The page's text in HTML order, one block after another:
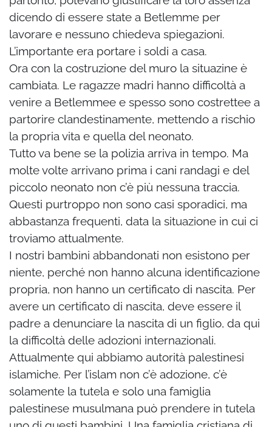
dicendo di essere state a Betlemme per
lavorare e nessuno chiedeva spiegazioni.
L’importante era portare i soldi a casa.
Ora con la costruzione del muro la situazine è
cambiata. Le ragazze madri hanno difficoltà a
venire a Betlemmee e spesso sono costrettee a
partorire clandestinamente, mettendo a rischio
la propria vita e quella del neonato.
Tutto va bene se la polizia arriva in tempo. Ma
molte volte arrivano prima i cani randagi e del
piccolo neonato non c’è più nessuna traccia.
Questi purtroppo non sono casi sporadici, ma
abbastanza frequenti, data la situazione in cui ci
troviamo attualmente.
I nostri bambini abbandonati non esistono per
niente, perché non hanno alcuna identificazione
propria, non hanno un certificato di nascita. Per
avere un certificato di nascita, deve essere il
padre a denunciare la nascita di un figlio, da qui
la difficoltà delle adozioni internazionali.
Attualmente qui abbiamo autorità palestinesi
islamiche. Per l’islam non c’è adozione, c’è
solamente la tutela e solo una famiglia
palestinese musulmana può prendere in tutela